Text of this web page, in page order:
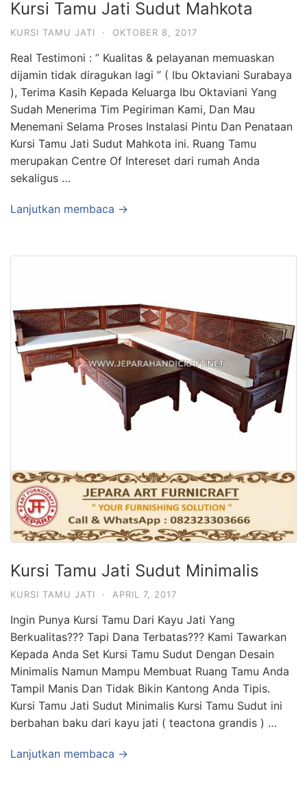
Kursi Tamu Jati Sudut Mahkota
KURSI TAMU JATI · OKTOBER 8, 2017
Real Testimoni : ” Kualitas & pelayanan memuaskan
dijamin tidak diragukan lagi ” ( Ibu Oktaviani Surabaya
), Terima Kasih Kepada Keluarga Ibu Oktaviani Yang
Sudah Menerima Tim Pegiriman Kami, Dan Mau
Menemani Selama Proses Instalasi Pintu Dan Penataan
Kursi Tamu Jati Sudut Mahkota ini. Ruang Tamu
merupakan Centre Of Intereset dari rumah Anda
sekaligus …
Lanjutkan membaca →
Kursi Tamu Jati Sudut Minimalis
KURSI TAMU JATI · APRIL 7, 2017
Ingin Punya Kursi Tamu Dari Kayu Jati Yang
Berkualitas??? Tapi Dana Terbatas??? Kami Tawarkan
Kepada Anda Set Kursi Tamu Sudut Dengan Desain
Minimalis Namun Mampu Membuat Ruang Tamu Anda
Tampil Manis Dan Tidak Bikin Kantong Anda Tipis.
Kursi Tamu Jati Sudut Minimalis Kursi Tamu Sudut ini
berbahan baku dari kayu jati ( teactona grandis ) …
Lanjutkan membaca →